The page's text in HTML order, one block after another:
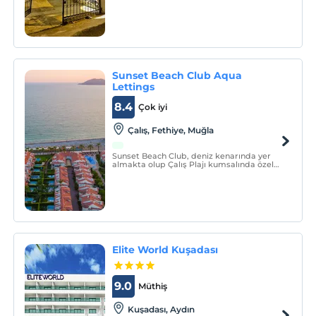
Sunset Beach Club Aqua
Lettings
Çok iyi
8.4
Çalış, Fethiye, Muğla
Sunset Beach Club, deniz kenarında yer
almakta olup Çalış Plajı kumsalında özel
Elite World Kuşadası
Müthiş
9.0
Kuşadası, Aydın